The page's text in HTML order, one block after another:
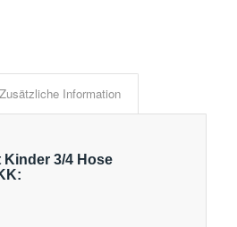
Zusätzliche Information
3/4 Hose